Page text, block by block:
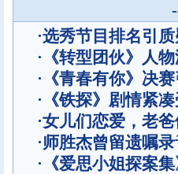
·选秀节目排名引
· 《转型团伙》人
· 《青春有你》决
· 《铁探》剧情紧
·女儿们恋爱，老
·师胜杰曾留遗嘱
· 《爱思小姐探案